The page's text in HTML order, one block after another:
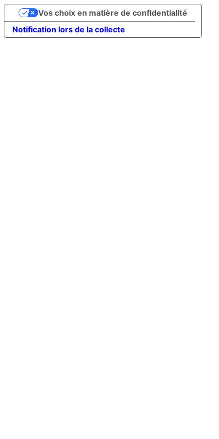
Notification lors de la collecte
Vos choix en matière de confidentialité